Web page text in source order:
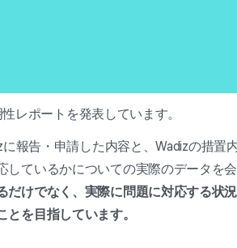
レポートを発表しています。
報告・申請した内容と、Wadizの措
ているかについての実際のデータを
だけでなく、実際に問題に対応する状
とを目指しています。